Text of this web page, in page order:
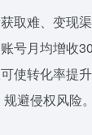
取难、变现
号月均增收
使转化率提
避侵权风险。